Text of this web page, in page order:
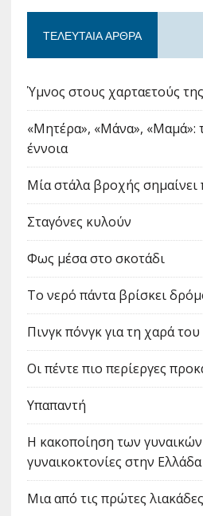
ΤΕΛΕΥΤΑΊΑ ΆΡΘΡΑ
Ύμνος στους χαρταετούς
«Μητέρα», «Μάνα», «Μαμά»:
έννοια
Μία στάλα βροχής σημαίνει
Σταγόνες κυλούν
Φως μέσα στο σκοτάδι
Το νερό πάντα βρίσκει
Πινγκ πόνγκ για τη χαρά
Οι πέντε πιο περίεργες
Υπαπαντή
Η κακοποίηση των γυναικών
γυναικοκτονίες στην Ελλάδα
Μια από τις πρώτες λιακάδες